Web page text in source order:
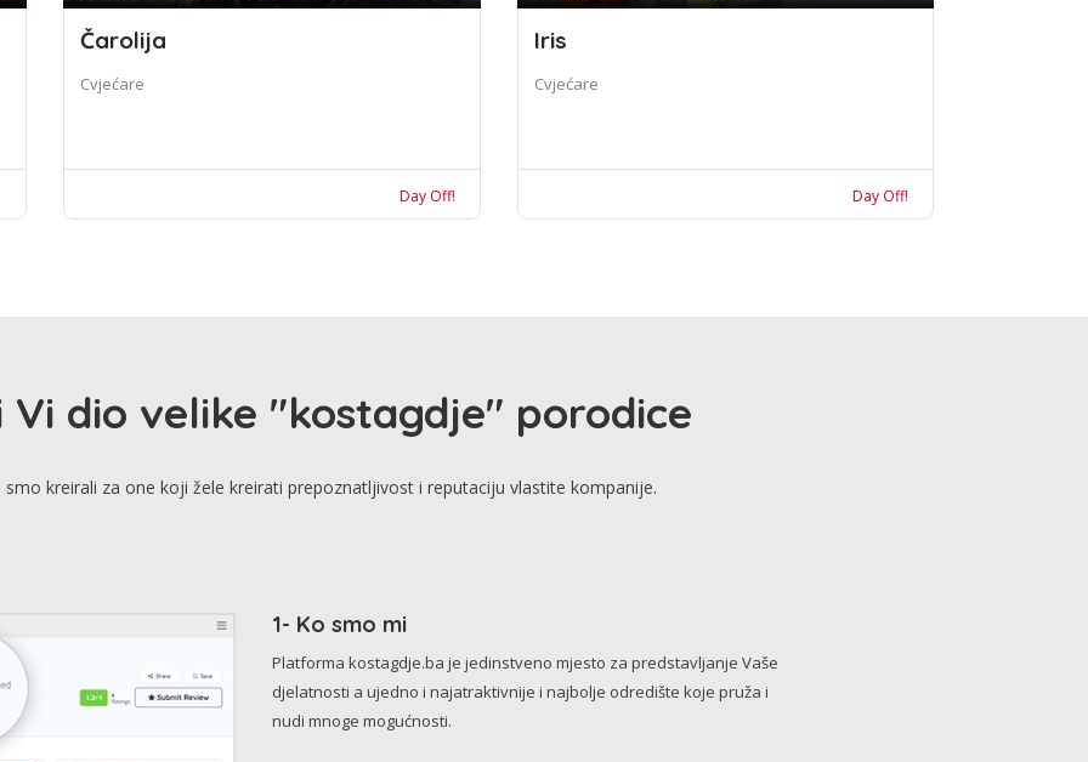
Čarolija
Cvjećare
Day Off!
Iris
Cvjećare
Day Off!
Vi dio velike "kostagdje" porodice
kreirali za one koji žele kreirati prepoznatljivost i reputaciju vlastite kompanije.
1- Ko smo mi
Platforma kostagdje.ba je jedinstveno mjesto za predstavljanje Vaše
djelatnosti a ujedno i najatraktivnije i najbolje odredište koje pruža i
nudi mnoge mogućnosti.